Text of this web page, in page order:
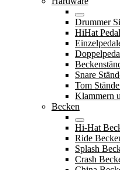
Drummer
HiHat
Snare
Tom
Klammern
Becken
Hi-Hat
Ride
Splash
Crash